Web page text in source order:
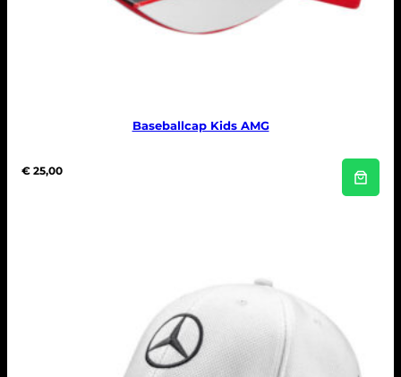
Baseballcap Kids AMG
€ 25,00